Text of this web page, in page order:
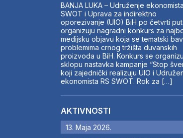
BANJA LUKA – Udruženje
SWOT i Uprava za indirektno
oporezivanje (UIO) BiH po četvrti put
organizuju nagradni konkurs za
medijsku objavu koja se tematski
problemima crnog tržišta duvanskih
proizvoda u BiH. Konkurs se
sklopu nastavka kampanje “Stop
koji zajednički realizuju UIO i
ekonomista RS SWOT. Rok za […]
AKTIVNOSTI
13. Maja 2026.